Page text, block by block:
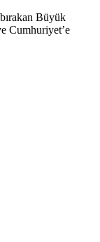
Büyük
Cumhuriyet’e